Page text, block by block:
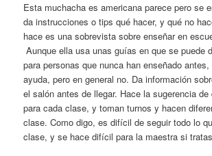
Esta muchacha es americana parece pero se
da instrucciones o tips qué hacer, y qué no
hace es una sobrevista sobre enseñar en
Aunque ella usa unas guías en que se puede
para personas que nunca han enseñado
ayuda, pero en general no. Da información
el salón antes de llegar. Hace la sugerencia
para cada clase, y toman turnos y hacen
clase. Como digo, es difícil de seguir todo lo
clase, y se hace difícil para la maestra si